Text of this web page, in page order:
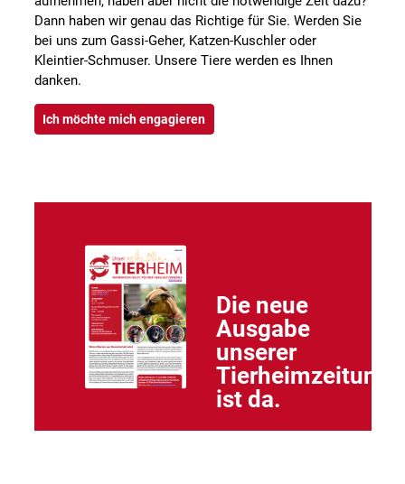
Dann haben wir genau das Richtige für Sie. Werden Sie
bei uns zum Gassi-Geher, Katzen-Kuschler oder
Kleintier-Schmuser. Unsere Tiere werden es Ihnen
danken.
Ich möchte mich engagieren
Die neue
Ausgabe
unserer
Tierheimzeitung
ist da.